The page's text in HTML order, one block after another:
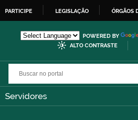
PARTICIPE LEGISLAÇÃO ÓRGÃOS
POWERED BY
ALTO CONTRASTE
Servidores